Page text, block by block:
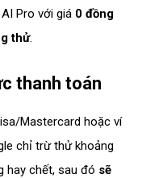
Pro với giá 0 đồng
thử.
thanh toán
Mastercard hoặc ví
chỉ trừ thử khoảng
hay chết, sau đó sẽ